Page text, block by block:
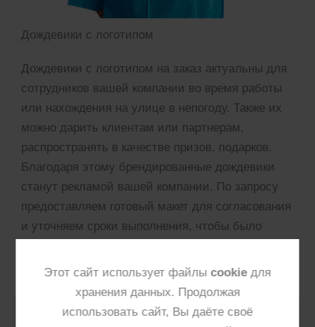
Дождевики с логотипом
Дождевики с логотипом на заказ актуальны для
сотрудников вашей компании во время работы
или нахождения на улице в непогоду. Также их
можно дарить клиентам или партнерам,
распространять в качестве призов, подарков.
Благодаря этому брендированные дождевики
станут рекламой вашей компании. По запросу
предоставляем готовый макет для согласования
и уточняем сроки выполнения, чтобы было
Этот сайт использует файлы cookieдля
хранения данных. Продолжая
использовать сайт, Вы даёте своё